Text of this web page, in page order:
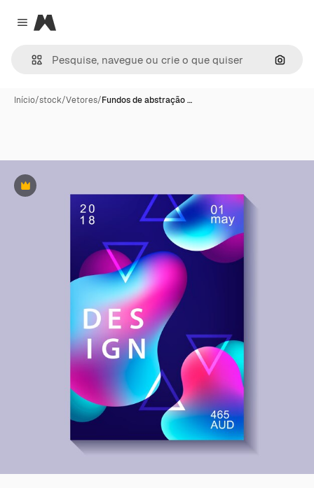
Close menu
Magnific
Início/stock/Vetores/Fundos de abstração …
Premium